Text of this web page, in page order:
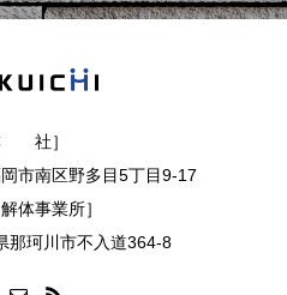
社］
市南区野多目5丁目9-17
体事業所］
那珂川市不入道364-8